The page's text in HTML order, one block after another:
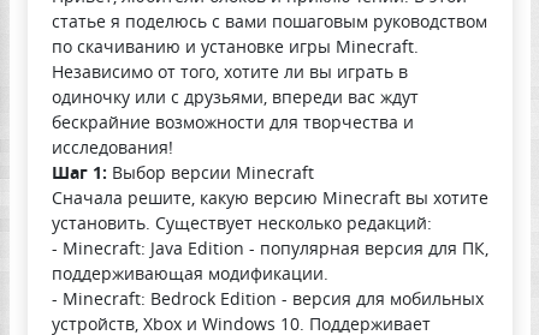
статье я поделюсь с вами пошаговым руководством
по скачиванию и установке игры Minecraft.
Независимо от того, хотите ли вы играть в
одиночку или с друзьями, впереди вас ждут
бескрайние возможности для творчества и
исследования!
Шаг 1: Выбор версии Minecraft
Сначала решите, какую версию Minecraft вы хотите
установить. Существует несколько редакций:
- Minecraft: Java Edition - популярная версия для ПК,
поддерживающая модификации.
- Minecraft: Bedrock Edition - версия для мобильных
устройств, Xbox и Windows 10. Поддерживает